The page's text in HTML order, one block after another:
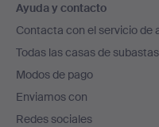
en
el
pie
de
página
Ayuda y contacto
Contacta con el servicio de
Todas las casas de subastas
Modos de pago
Enviamos con
Redes sociales